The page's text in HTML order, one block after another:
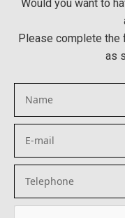
Would you want to
Please complete the
as